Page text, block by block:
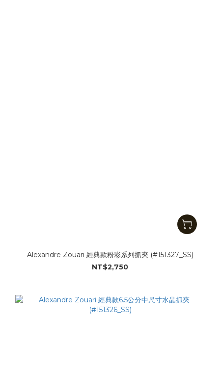
Alexandre Zouari 經典款粉彩系列抓夾 (#151327_SS)
NT$2,750